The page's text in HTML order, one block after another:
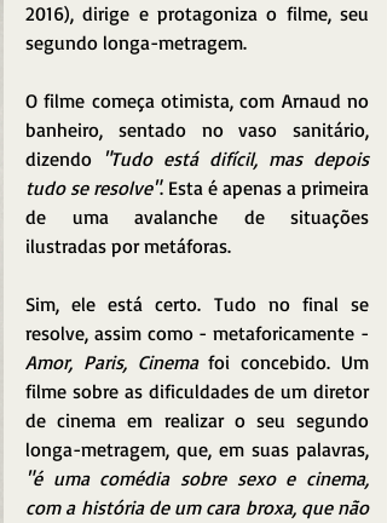
2016), dirige e protagoniza o filme, seu
segundo longa-metragem.
O filme começa otimista, com Arnaud no
banheiro, sentado no vaso sanitário,
dizendo "Tudo está difícil, mas depois
tudo se resolve". Esta é apenas a primeira
de uma avalanche de situações
ilustradas por metáforas.
Sim, ele está certo. Tudo no final se
Amor, Paris, Cinema foi concebido. Um
filme sobre as dificuldades de um diretor
de cinema em realizar o seu segundo
"é uma comédia sobre sexo e cinema,
com a história de um cara broxa, que não